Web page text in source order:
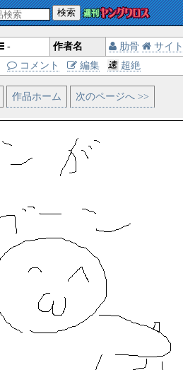
検索
- 作者名 肋骨
サイト
コメント 編集 超絶
作品ホーム 次のページへ >>